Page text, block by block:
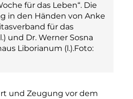
für das Leben“. Die
in den Händen von Anke
für das
und Dr. Werner Sosna
Liborianum (l.).Foto:
und Zeugung vor dem